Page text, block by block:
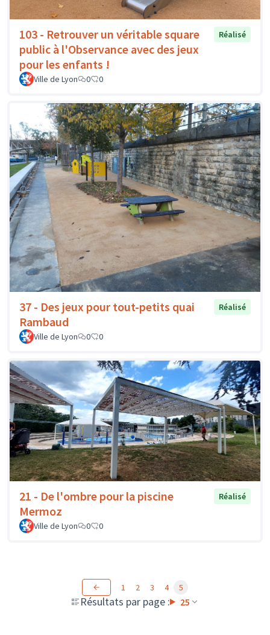
103 - Retrouver un véritable square
public à l'Observance avec des jeux
pour les enfants !
Réalisé
Ville de Lyon 0 0
37 - Des jeux pour tout-petits quai
Rambaud
Réalisé
Ville de Lyon 0 0
21 - De l'ombre pour la piscine
Mermoz
Réalisé
Ville de Lyon 0 0
Résultats par page : 25
1 2 3 4 5